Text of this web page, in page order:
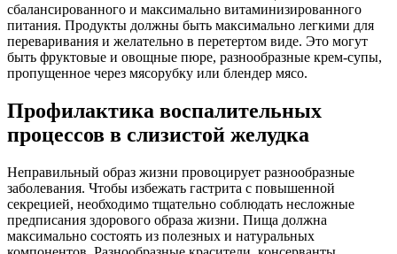
сбалансированного и максимально витаминизированного
питания. Продукты должны быть максимально легкими для
переваривания и желательно в перетертом виде. Это могут
быть фруктовые и овощные пюре, разнообразные крем-супы,
пропущенное через мясорубку или блендер мясо.
Профилактика воспалительных
процессов в слизистой желудка
Неправильный образ жизни провоцирует разнообразные
заболевания. Чтобы избежать гастрита с повышенной
секрецией, необходимо тщательно соблюдать несложные
предписания здорового образа жизни. Пища должна
максимально состоять из полезных и натуральных